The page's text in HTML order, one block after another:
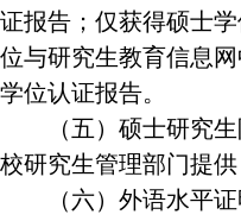
证报告；仅获得硕士
位与研究生教育信息
学位认证报告。
（五）硕士研究
校研究生管理部门提供
（六）外语水平